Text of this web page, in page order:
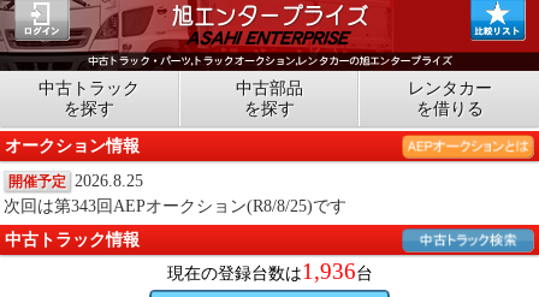
中古トラック
を探す
中古部品
を探す
レンタカー
を借りる
オークション情報
開催予定
2026.8.25
次回は第343回AEPオークション(R8/8/25)です
中古トラック情報
現在の登録台数は1,936台